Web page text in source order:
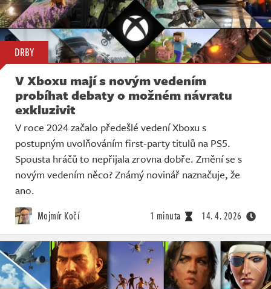
DRBY
V Xboxu mají s novým vedením
probíhat debaty o možném návratu
exkluzivit
V roce 2024 začalo předešlé vedení Xboxu s
postupným uvolňováním first-party titulů na PS5.
Spousta hráčů to nepřijala zrovna dobře. Změní se s
novým vedením něco? Známý novinář naznačuje, že
ano.
Mojmír Kočí 1 minuta 14. 4. 2026